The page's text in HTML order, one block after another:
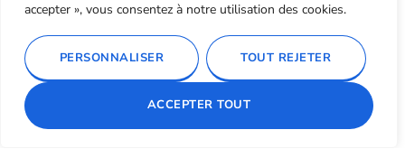
accepter », vous consentez à notre utilisation des cookies.
PERSONNALISER TOUT REJETER
ACCEPTER TOUT
Utilisateur : Internaute se connectant, utilisant le site susnommé.
Informations personnelles : « les informations qui permettent, sous
quelque forme que ce soit, directement ou non, l’identification des
personnes physiques auxquelles elles s’appliquent » (article 4 de la
loi n° 78-17 du 6 janvier 1978).